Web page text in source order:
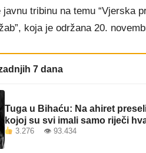
tribinu na temu “Vjerska
koja je održana 20.
7 dana
Tuga u Bihaću: Na ahiret
kojoj su svi imali samo riječi
3.276 👁 93.434